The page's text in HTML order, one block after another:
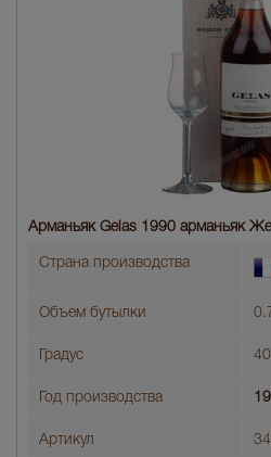
Арманьяк Gelas 1990 арманьяк
Страна производства
Объем бутылки
Градус 40
Год производства
Артикул